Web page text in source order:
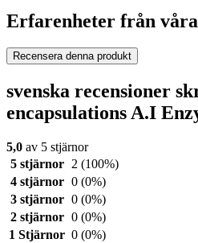
Erfarenheter från
Recensera denna produkt
svenska recensioner
encapsulations A.I
5,0 av 5 stjärnor
5 stjärnor
2 (100%)
4 stjärnor 0 (0%)
3 stjärnor 0 (0%)
2 stjärnor 0 (0%)
1 Stjärnor 0 (0%)